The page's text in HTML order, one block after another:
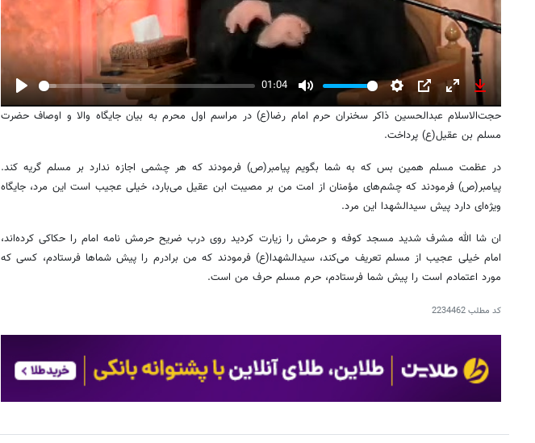
Play
01:04
Settings
PIP
Enter
fullscreen
Download
حجت‌الاسلام عبدالحسین ذاکر سخنران حرم امام رضا(ع) در مراسم اول محرم به بیان جایگاه والا و اوصاف حضرت
مسلم بن عقیل(ع) پرداخت.
در عظمت مسلم همین بس که به شما بگویم پیامبر(ص) فرمودند که هر چشمی اجازه ندارد بر مسلم گریه کند.
پیامبر(ص) فرمودند که چشم‌های مؤمنان از امت من بر مصیبت ابن عقیل می‌بارد، خیلی عجیب است این مرد، جایگاه
ویژه‌ای دارد پیش سیدالشهدا این مرد.
ان شا الله مشرف شدید مسجد کوفه و حرمش را زیارت کردید روی درب ضریح حرمش نامه امام را حکاکی کرده‌اند،
امام خیلی عجیب از مسلم تعریف می‌کند، سیدالشهدا(ع) فرمودند که من برادرم را پیش شماها فرستادم، کسی که
مورد اعتمادم است را پیش شما فرستادم، حرم مسلم حرف من است.
کد مطلب2234462